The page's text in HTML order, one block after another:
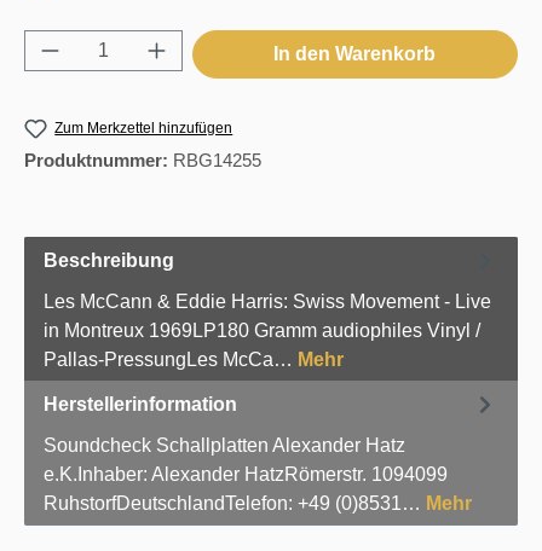
Produkt Anzahl: Gib den gewünschten
In den Warenkorb
Zum Merkzettel hinzufügen
Produktnummer: RBG14255
Beschreibung
Les McCann & Eddie Harris: Swiss Movement - Live
in Montreux 1969LP180 Gramm audiophiles Vinyl /
Pallas-PressungLes McCa… Mehr
Herstellerinformation
Soundcheck Schallplatten Alexander Hatz
e.K.Inhaber: Alexander HatzRömerstr. 1094099
RuhstorfDeutschlandTelefon: +49 (0)8531… Mehr